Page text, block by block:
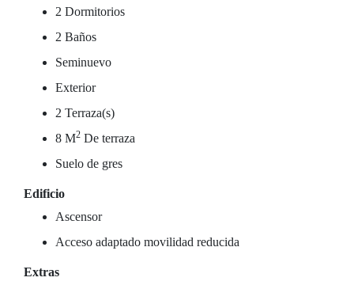
2 Dormitorios
2 Baños
Seminuevo
Exterior
2 Terraza(s)
8 M2 De terraza
Suelo de gres
Edificio
Ascensor
Acceso adaptado movilidad reducida
Extras